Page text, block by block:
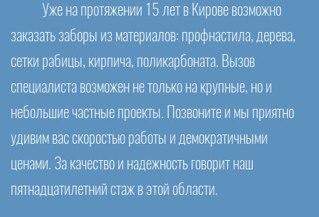
Уже на протяжении 15 лет в Кирове возможно
заказать заборы из материалов: профнастила, дерева,
сетки рабицы, кирпича, поликарбоната. Вызов
специалиста возможен не только на крупные, но и
небольшие частные проекты. Позвоните и мы приятно
удивим вас скоростью работы и демократичными
ценами. За качество и надежность говорит наш
пятнадцатилетний стаж в этой области.